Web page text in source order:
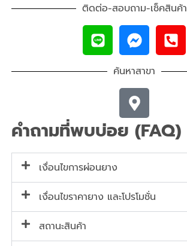
ติดต่อ-สอบถาม-เช็คสินค้า
ค้นหาสาขา
คำถามที่พบบ่อย (FAQ)
เงื่อนไขการผ่อนยาง
เงื่อนไขราคายาง และโปรโมชั่น
สถานะสินค้า